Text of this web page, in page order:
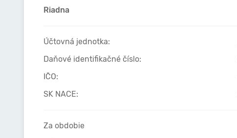
Riadna
Účtovná jednotka:
Daňové identifikačné číslo:
IČO:
SK NACE:
Za obdobie